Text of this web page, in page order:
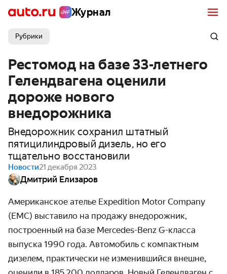
Журнал
Рубрики
Рестомод на базе 33-летнего
Гелендвагена оценили
дороже нового
внедорожника
Внедорожник сохранил штатный
пятицилиндровый дизель, но его
тщательно восстановили
Новости21 декабря 2023
Дмитрий Елизаров
Американское ателье Expedition Motor Company
(EMC) выставило на продажу внедорожник,
построенный на базе Mercedes-Benz G-класса
выпуска 1990 года. Автомобиль с компактным
дизелем, практически не изменившийся внешне,